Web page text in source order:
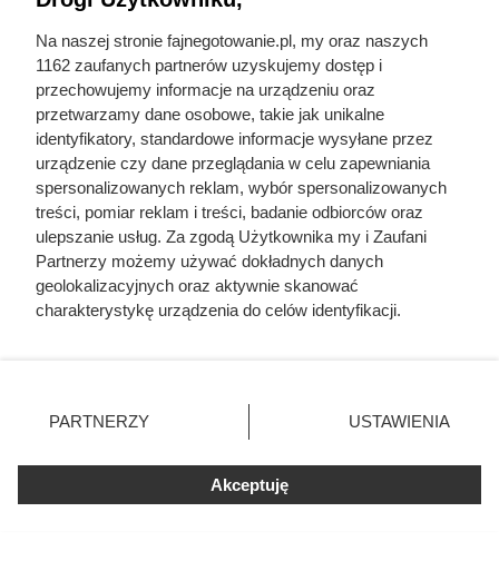
liczby ludzi niż Hitler i Stalin
razem wzięci. Mimo to czczą go
jako bohatera
Kawa z Lidla lepsza niż Lavazza?
Jej smak zaskakuje, a cena to
Na naszej stronie fajnegotowanie.pl, my oraz naszych
1162 zaufanych partnerów uzyskujemy dostęp i
przechowujemy informacje na urządzeniu oraz
przetwarzamy dane osobowe, takie jak unikalne
identyfikatory, standardowe informacje wysyłane przez
urządzenie czy dane przeglądania w celu zapewniania
spersonalizowanych reklam, wybór spersonalizowanych
treści, pomiar reklam i treści, badanie odbiorców oraz
ulepszanie usług. Za zgodą Użytkownika my i Zaufani
Partnerzy możemy używać dokładnych danych
geolokalizacyjnych oraz aktywnie skanować
charakterystykę urządzenia do celów identyfikacji.
zmienić/wycofać klikając przycisk ustawień prywatności
znajdujący się w lewym dolnym rogu strony
rodzaje przetwarzania danych nie wymagają zgody
użytkownika, ale masz prawo sprzeciwić się takiemu
przetwarzaniu. Preferencje będą miały zastosowania tylko
PARTNERZY USTAWIENIA
Akceptuję